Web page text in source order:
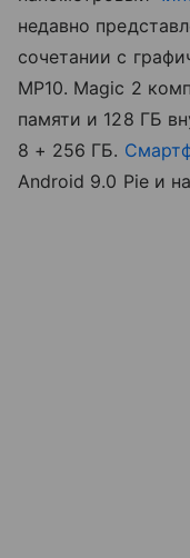
недавно
сочетании с
MP10. Magic 2
памяти и 128 ГБ
8 + 256 ГБ.
Android 9.0 Pie и